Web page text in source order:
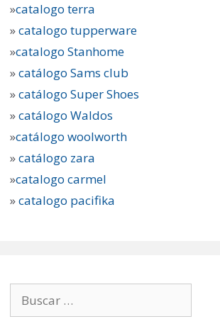
»catalogo terra
»catalogo tupperware
»catalogo Stanhome
»catálogo Sams club
»catálogo Super Shoes
»catálogo Waldos
»catálogo woolworth
»catálogo zara
»catalogo carmel
»catalogo pacifika